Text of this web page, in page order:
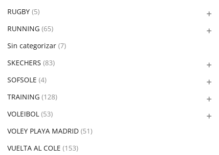
RUGBY (5)
RUNNING (65)
Sin categorizar (7)
SKECHERS (83)
SOFSOLE (4)
TRAINING (128)
VOLEIBOL (53)
VOLEY PLAYA MADRID (51)
VUELTA AL COLE (153)